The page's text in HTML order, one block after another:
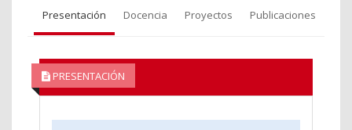
Presentación Docencia Proyectos Publicaciones
PRESENTACIÓN